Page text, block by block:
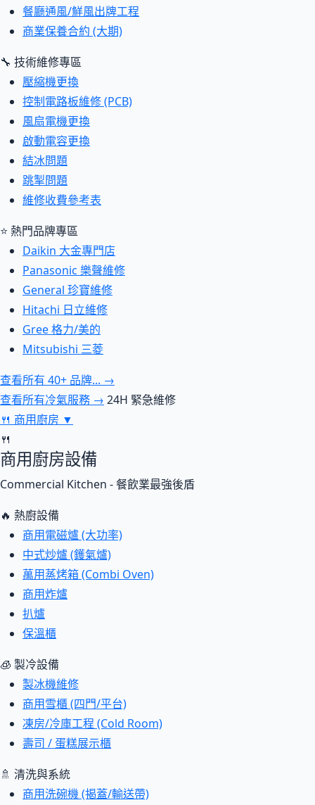
餐廳通風/鮮風出牌工程
商業保養合約 (大期)
🔧 技術維修專區
壓縮機更換
控制電路板維修 (PCB)
風扇電機更換
啟動電容更換
結冰問題
跳掣問題
維修收費參考表
⭐ 熱門品牌專區
Daikin 大金專門店
Panasonic 樂聲維修
General 珍寶維修
Hitachi 日立維修
Gree 格力/美的
Mitsubishi 三菱
查看所有 40+ 品牌... →
查看所有冷氣服務 → 24H 緊急維修
🍴 商用廚房 ▼
🍴
商用廚房設備
Commercial Kitchen - 餐飲業最強後盾
🔥 熱廚設備
商用電磁爐 (大功率)
中式炒爐 (鑊氣爐)
萬用蒸烤箱 (Combi Oven)
商用炸爐
扒爐
保溫櫃
🧊 製冷設備
製冰機維修
商用雪櫃 (四門/平台)
凍房/冷庫工程 (Cold Room)
壽司 / 蛋糕展示櫃
🚿 清洗與系統
商用洗碗機 (揭蓋/輸送帶)